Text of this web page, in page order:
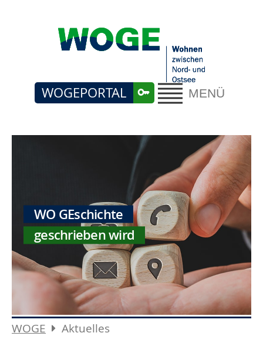
MENÜ
WOGEPORTAL
WO GEschichte
geschrieben wird
WOGE Aktuelles